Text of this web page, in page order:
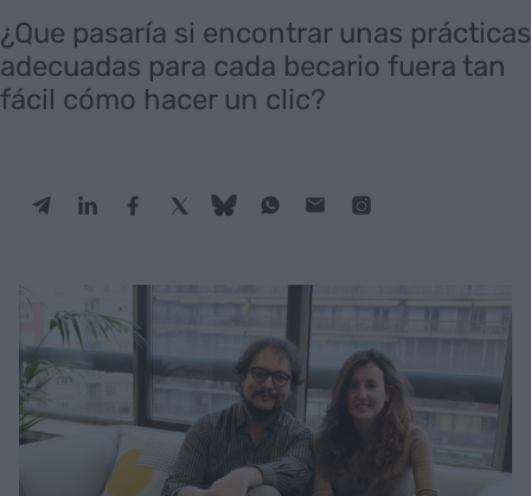
¿Que pasaría si encontrar unas prácticas
adecuadas para cada becario fuera tan
fácil cómo hacer un clic?